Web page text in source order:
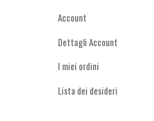
Account
Dettagli Account
I miei ordini
Lista dei desideri